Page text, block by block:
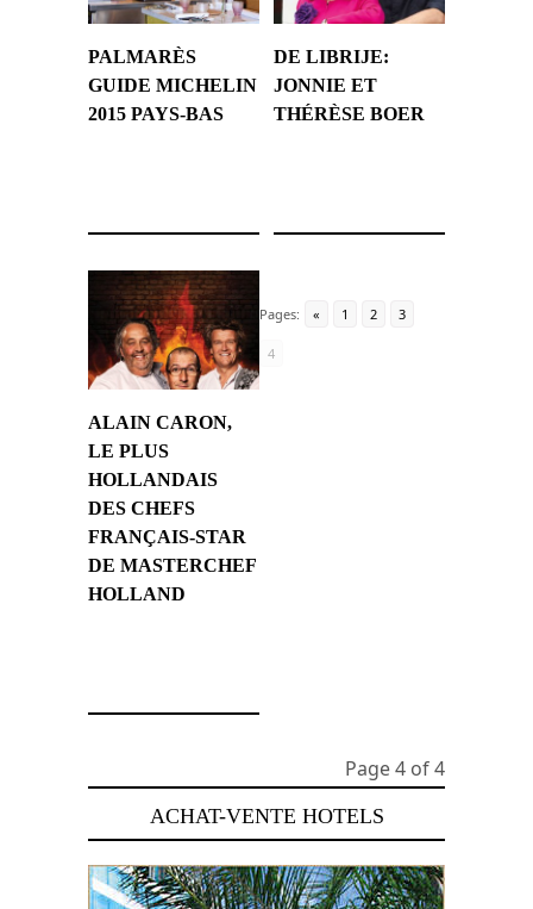
PALMARÈS
GUIDE MICHELIN
2015 PAYS-BAS
DE LIBRIJE:
JONNIE ET
THÉRÈSE BOER
ALAIN CARON,
LE PLUS
HOLLANDAIS
DES CHEFS
FRANÇAIS-STAR
DE MASTERCHEF
HOLLAND
Pages: « 1 2 3
4
Page 4 of 4
ACHAT-VENTE HOTELS